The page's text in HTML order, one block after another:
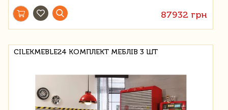
87932 грн
CILEKMEBLE24 КОМПЛЕКТ МЕБЛІВ 3 ШТ